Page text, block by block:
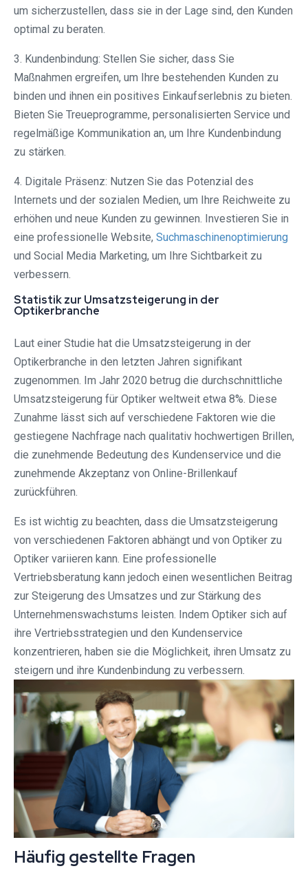
um sicherzustellen, dass sie in der Lage sind, den Kunden
optimal zu beraten.
3. Kundenbindung: Stellen Sie sicher, dass Sie
Maßnahmen ergreifen, um Ihre bestehenden Kunden zu
binden und ihnen ein positives Einkaufserlebnis zu bieten.
Bieten Sie Treueprogramme, personalisierten Service und
regelmäßige Kommunikation an, um Ihre Kundenbindung
zu stärken.
4. Digitale Präsenz: Nutzen Sie das Potenzial des
Internets und der sozialen Medien, um Ihre Reichweite zu
erhöhen und neue Kunden zu gewinnen. Investieren Sie in
eine professionelle Website, Suchmaschinenoptimierung
und Social Media Marketing, um Ihre Sichtbarkeit zu
verbessern.
Statistik zur Umsatzsteigerung in der
Optikerbranche
Laut einer Studie hat die Umsatzsteigerung in der
Optikerbranche in den letzten Jahren signifikant
zugenommen. Im Jahr 2020 betrug die durchschnittliche
Umsatzsteigerung für Optiker weltweit etwa 8%. Diese
Zunahme lässt sich auf verschiedene Faktoren wie die
gestiegene Nachfrage nach qualitativ hochwertigen Brillen,
die zunehmende Bedeutung des Kundenservice und die
zunehmende Akzeptanz von Online-Brillenkauf
zurückführen.
Es ist wichtig zu beachten, dass die Umsatzsteigerung
von verschiedenen Faktoren abhängt und von Optiker zu
Optiker variieren kann. Eine professionelle
Vertriebsberatung kann jedoch einen wesentlichen Beitrag
zur Steigerung des Umsatzes und zur Stärkung des
Unternehmenswachstums leisten. Indem Optiker sich auf
ihre Vertriebsstrategien und den Kundenservice
konzentrieren, haben sie die Möglichkeit, ihren Umsatz zu
steigern und ihre Kundenbindung zu verbessern.
Häufig gestellte Fragen